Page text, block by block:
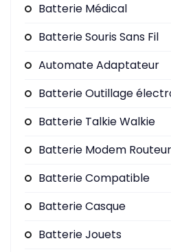
Batterie Médical
Batterie Souris Sans Fil
Automate Adaptateur
Batterie Outillage
Batterie Talkie Walkie
Batterie Modem Routeur
Batterie Compatible
Batterie Casque
Batterie Jouets